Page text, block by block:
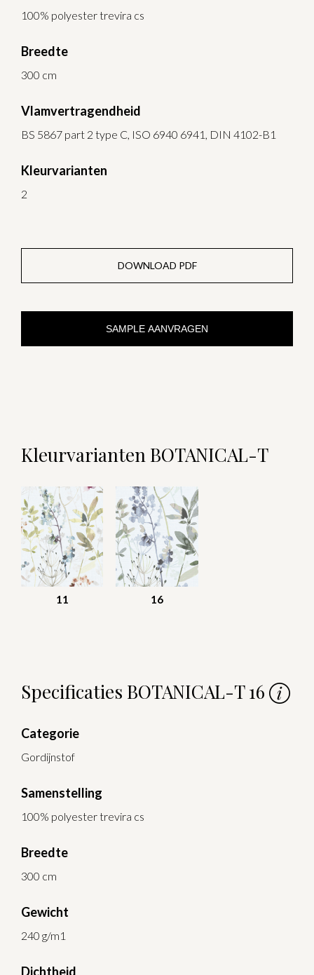
100% polyester trevira cs
Breedte
300 cm
Vlamvertragendheid
BS 5867 part 2 type C, ISO 6940 6941, DIN 4102-B1
Kleurvarianten
2
DOWNLOAD PDF
SAMPLE AANVRAGEN
Kleurvarianten BOTANICAL-T
11 16
Specificaties BOTANICAL-T 16
Categorie
Gordijnstof
Samenstelling
100% polyester trevira cs
Breedte
300 cm
Gewicht
240 g/m1
Dichtheid